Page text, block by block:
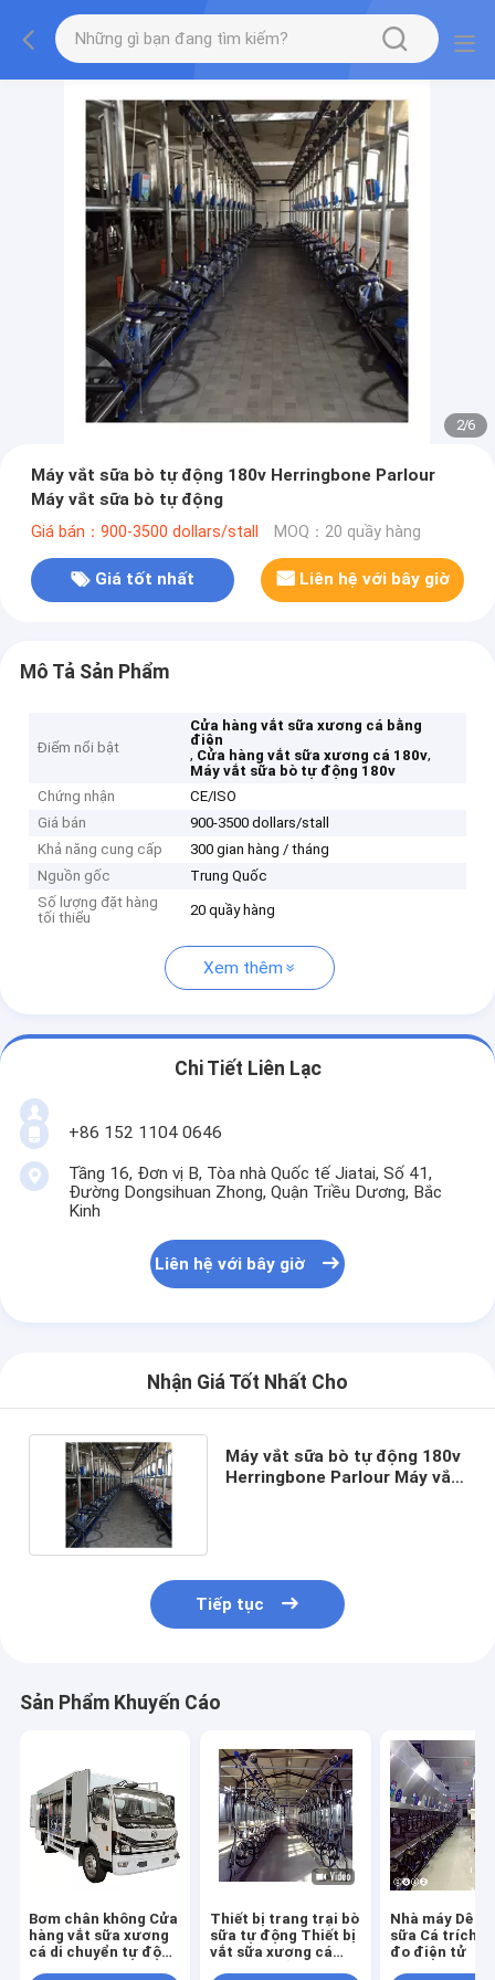
2/6
Máy vắt sữa bò tự động 180v Herringbone Parlour
Máy vắt sữa bò tự động
Giá bán：900-3500 dollars/stall MOQ：20 quầy hàng
Giá tốt nhất Liên hệ với bây giờ
Mô Tả Sản Phẩm
Điểm nổi bật
Cửa hàng vắt sữa xương cá bằng
điện
, Cửa hàng vắt sữa xương cá 180v,
Máy vắt sữa bò tự động 180v
Chứng nhận
CE/ISO
Giá bán
900-3500 dollars/stall
Khả năng cung cấp
300 gian hàng / tháng
Nguồn gốc
Trung Quốc
Số lượng đặt hàng
tối thiểu
20 quầy hàng
Xem thêm
Chi Tiết Liên Lạc
+86 152 1104 0646
Tầng 16, Đơn vị B, Tòa nhà Quốc tế Jiatai, Số 41,
Đường Dongsihuan Zhong, Quận Triều Dương, Bắc
Kinh
Liên hệ với bây giờ
Nhận Giá Tốt Nhất Cho
Máy vắt sữa bò tự động 180v
Herringbone Parlour Máy vắt
Tiếp tục
Sản Phẩm Khuyến Cáo
Bơm chân không Cửa
hàng vắt sữa xương
cá di chuyển tự động
Thiết bị trang trại bò
sữa tự động Thiết bị
vắt sữa xương cá
Nhà máy Dê
sữa Cá trích
đo điện tử